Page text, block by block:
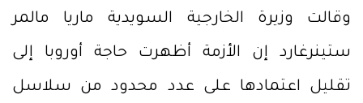
وقالت وزيرة الخارجية السويدية ماريا مالمر
ستينرغارد إن الأزمة أظهرت حاجة أوروبا إلى
تقليل اعتمادها على عدد محدود من سلاسل